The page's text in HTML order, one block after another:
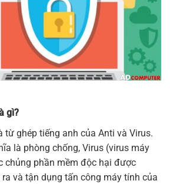
gì?
từ ghép tiếng anh của Anti và Virus.
là phòng chống, Virus (virus máy
chủng phần mềm độc hại được
ra và tận dụng tấn công máy tính của